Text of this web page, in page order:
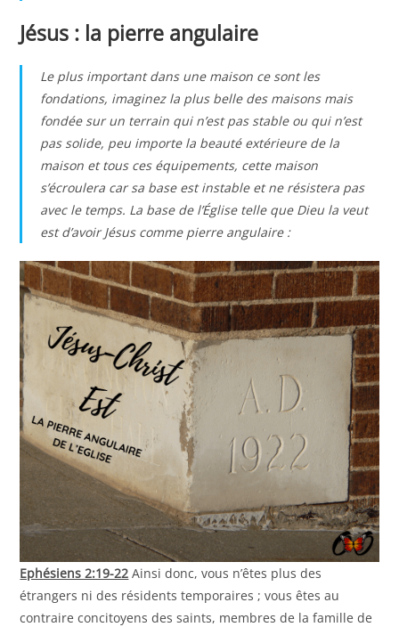
Jésus : la pierre angulaire
Le plus important dans une maison ce sont les
fondations, imaginez la plus belle des maisons mais
fondée sur un terrain qui n’est pas stable ou qui n’est
pas solide, peu importe la beauté extérieure de la
maison et tous ces équipements, cette maison
s’écroulera car sa base est instable et ne résistera pas
avec le temps. La base de l’Église telle que Dieu la veut
est d’avoir Jésus comme pierre angulaire :
Ephésiens 2:19-22 Ainsi donc, vous n’êtes plus des
étrangers ni des résidents temporaires ; vous êtes au
contraire concitoyens des saints, membres de la famille de